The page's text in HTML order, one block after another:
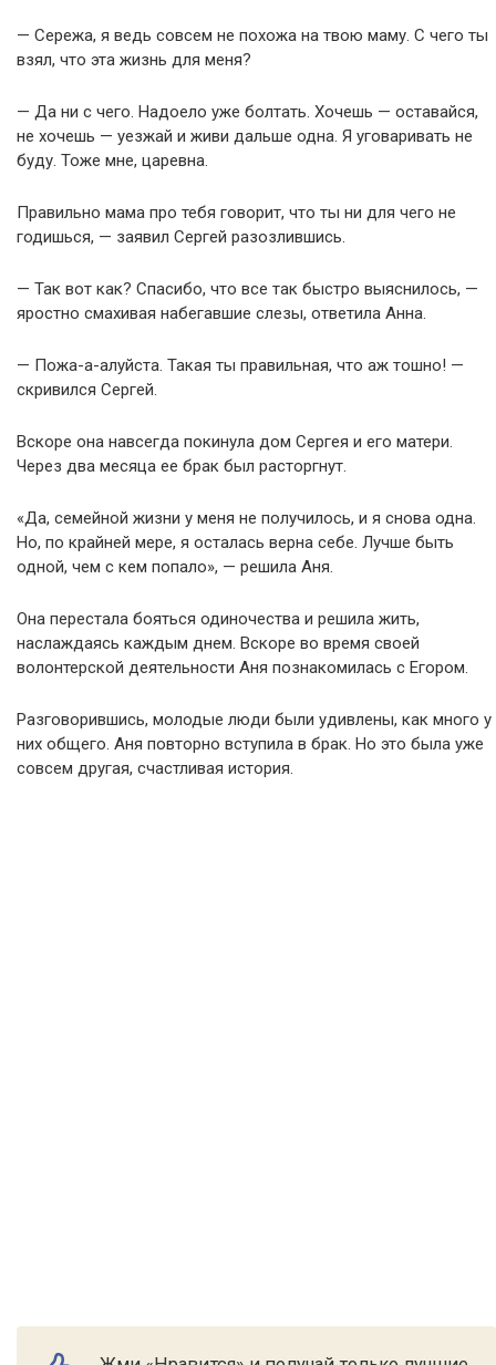
— Сережа, я ведь совсем не похожа на твою маму. С чего ты
взял, что эта жизнь для меня?
— Да ни с чего. Надоело уже болтать. Хочешь — оставайся,
не хочешь — уезжай и живи дальше одна. Я уговаривать не
буду. Тоже мне, царевна.
Правильно мама про тебя говорит, что ты ни для чего не
годишься, — заявил Сергей разозлившись.
— Так вот как? Спасибо, что все так быстро выяснилось, —
яростно смахивая набегавшие слезы, ответила Анна.
— Пожа-а-алуйста. Такая ты правильная, что аж тошно! —
скривился Сергей.
Вскоре она навсегда покинула дом Сергея и его матери.
Через два месяца ее брак был расторгнут.
«Да, семейной жизни у меня не получилось, и я снова одна.
Но, по крайней мере, я осталась верна себе. Лучше быть
одной, чем с кем попало», — решила Аня.
Она перестала бояться одиночества и решила жить,
наслаждаясь каждым днем. Вскоре во время своей
волонтерской деятельности Аня познакомилась с Егором.
Разговорившись, молодые люди были удивлены, как много у
них общего. Аня повторно вступила в брак. Но это была уже
совсем другая, счастливая история.